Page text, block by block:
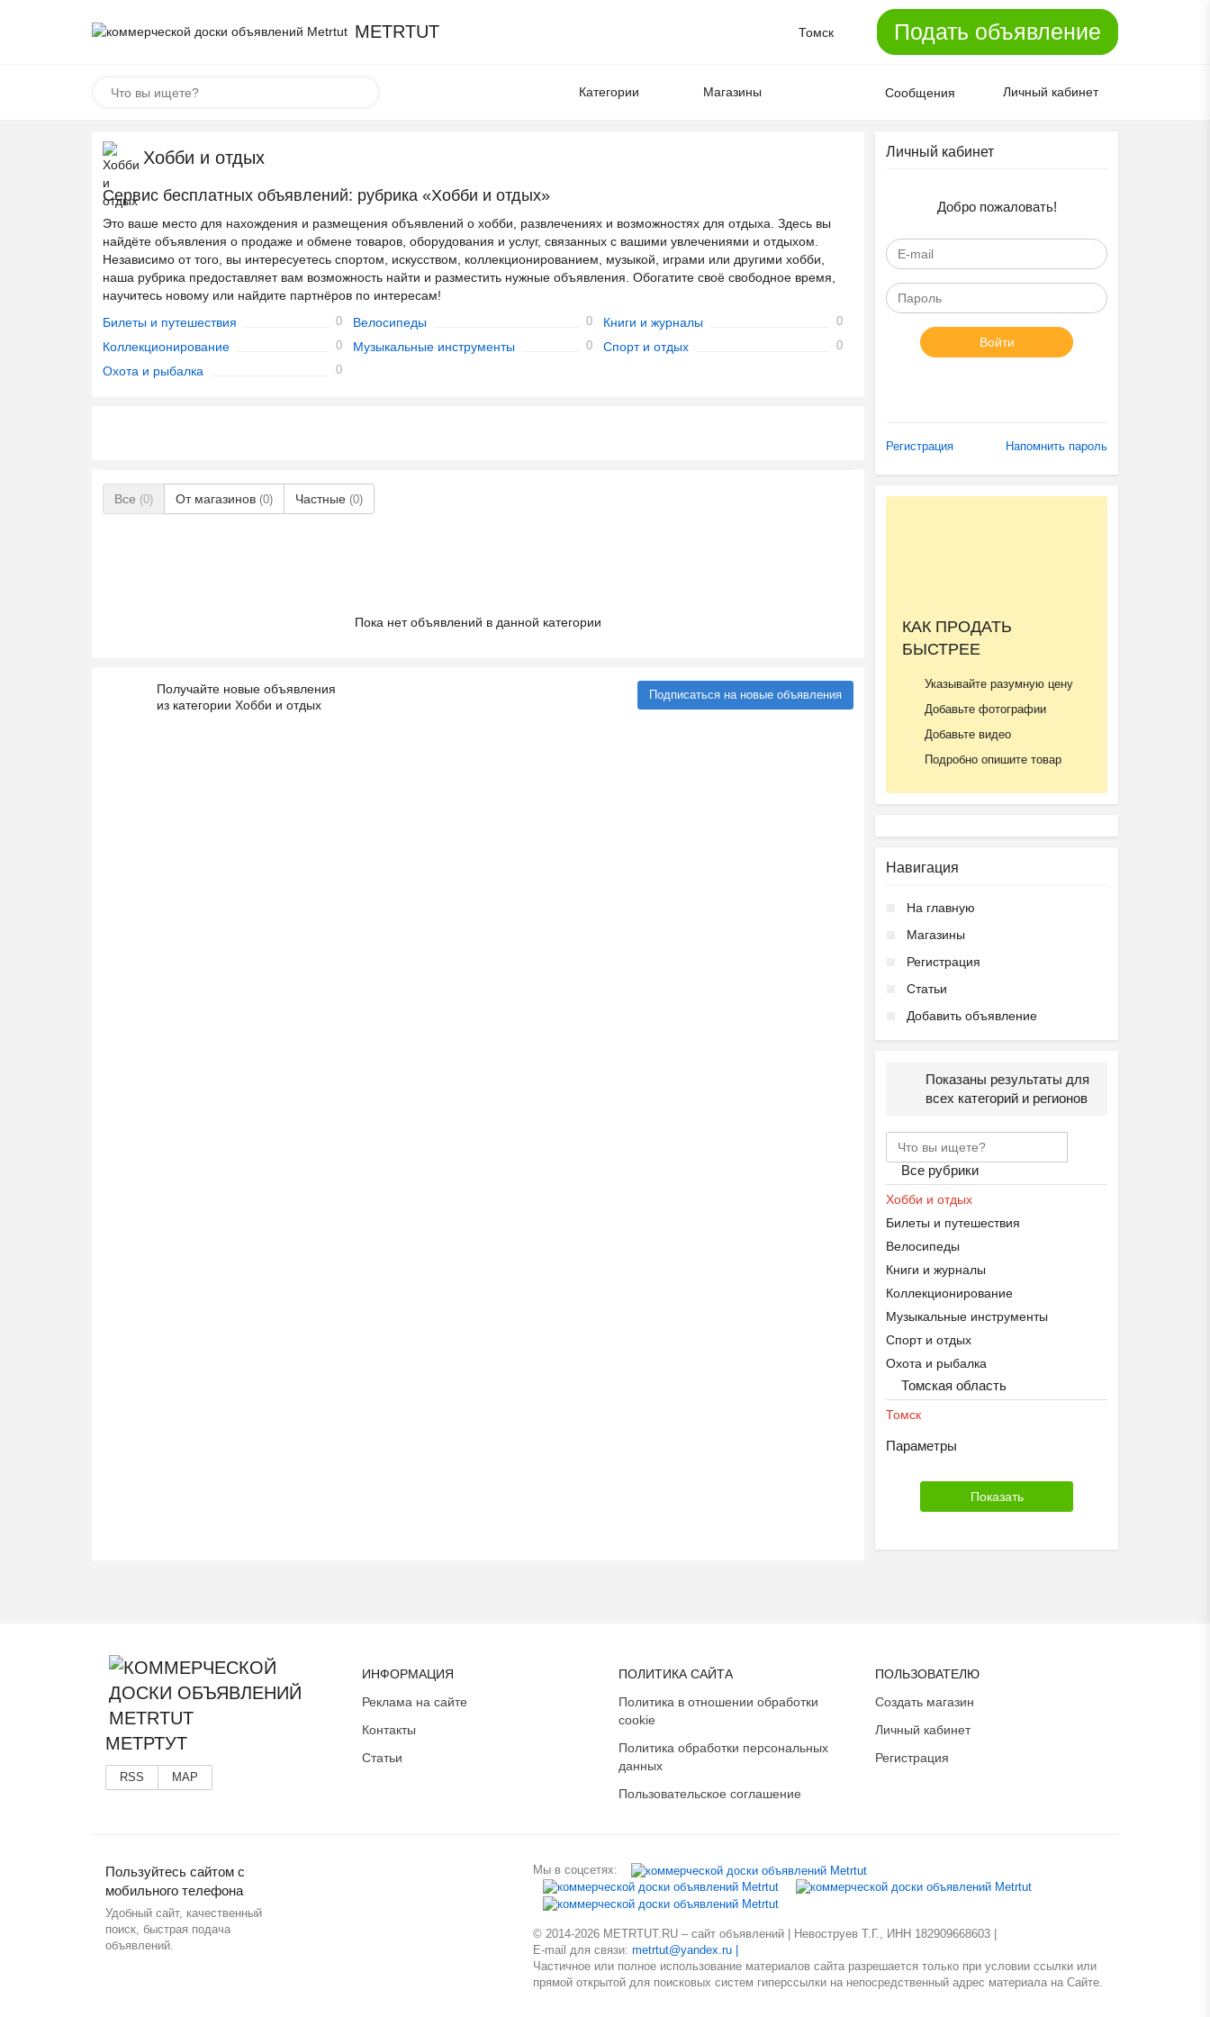
METRTUT Томск Подать объявление
Категории Магазины Сообщения Личный кабинет
Хобби и отдых
Сервис бесплатных объявлений: рубрика «Хобби и отдых»
Это ваше место для нахождения и размещения объявлений о хобби, развлечениях и возможностях для отдыха. Здесь вы
найдёте объявления о продаже и обмене товаров, оборудования и услуг, связанных с вашими увлечениями и отдыхом.
Независимо от того, вы интересуетесь спортом, искусством, коллекционированием, музыкой, играми или другими хобби,
наша рубрика предоставляет вам возможность найти и разместить нужные объявления. Обогатите своё свободное время,
научитесь новому или найдите партнёров по интересам!
Билеты и путешествия
0 Велосипеды 0 Книги и журналы 0
Коллекционирование 0 Музыкальные инструменты 0 Спорт и отдых 0
Охота и рыбалка 0
Все (0) От магазинов (0) Частные (0)
Пока нет объявлений в данной категории
Получайте новые объявления
из категории Хобби и отдых
Подписаться на новые объявления
Личный кабинет
Добро пожаловать!
Войти
Регистрация Напомнить пароль
КАК ПРОДАТЬ
БЫСТРЕЕ
Указывайте разумную цену
Добавьте фотографии
Добавьте видео
Подробно опишите товар
Навигация
На главную
Магазины
Регистрация
Статьи
Добавить объявление
Показаны результаты для
всех категорий и регионов
Все рубрики
Хобби и отдых
Билеты и путешествия
Велосипеды
Книги и журналы
Коллекционирование
Музыкальные инструменты
Спорт и отдых
Охота и рыбалка
Томская область
Томск
Параметры
МЕТРТУТ
RSS MAP
ИНФОРМАЦИЯ
Реклама на сайте
Контакты
Статьи
ПОЛИТИКА САЙТА
Политика в отношении обработки
cookie
Политика обработки персональных
данных
Пользовательское соглашение
ПОЛЬЗОВАТЕЛЮ
Создать магазин
Личный кабинет
Регистрация
Пользуйтесь сайтом с
мобильного телефона
Удобный сайт, качественный
поиск, быстрая подача
объявлений.
Мы в соцсетях:
© 2014-2026 METRTUT.RU – сайт объявлений | Невоструев Т.Г., ИНН 182909668603 |
E-mail для связи: metrtut@yandex.ru |
Частичное или полное использование материалов сайта разрешается только при условии ссылки или
прямой открытой для поисковых систем гиперссылки на непосредственный адрес материала на Сайте.